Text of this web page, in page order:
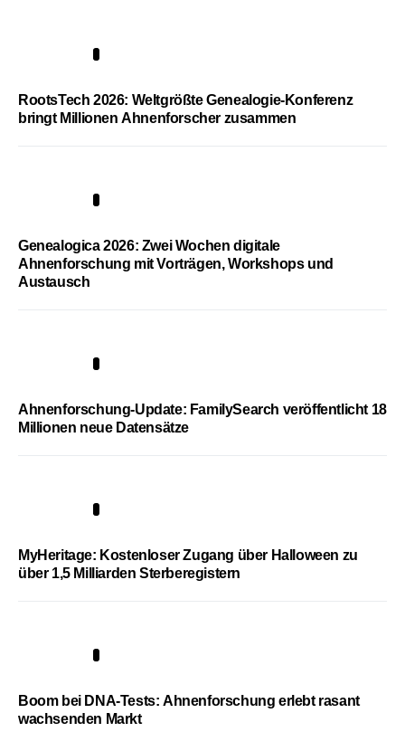
RootsTech 2026: Weltgrößte Genealogie-Konferenz
bringt Millionen Ahnenforscher zusammen
Genealogica 2026: Zwei Wochen digitale
Ahnenforschung mit Vorträgen, Workshops und
Austausch
Ahnenforschung-Update: FamilySearch veröffentlicht 18
Millionen neue Datensätze
MyHeritage: Kostenloser Zugang über Halloween zu
über 1,5 Milliarden Sterberegistern
Boom bei DNA-Tests: Ahnenforschung erlebt rasant
wachsenden Markt